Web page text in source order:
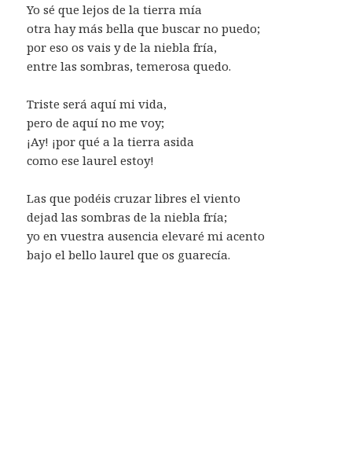
Yo sé que lejos de la tierra mía
otra hay más bella que buscar no puedo;
por eso os vais y de la niebla fría,
entre las sombras, temerosa quedo.
Triste será aquí mi vida,
pero de aquí no me voy;
¡Ay! ¡por qué a la tierra asida
como ese laurel estoy!
Las que podéis cruzar libres el viento
dejad las sombras de la niebla fría;
yo en vuestra ausencia elevaré mi acento
bajo el bello laurel que os guarecía.